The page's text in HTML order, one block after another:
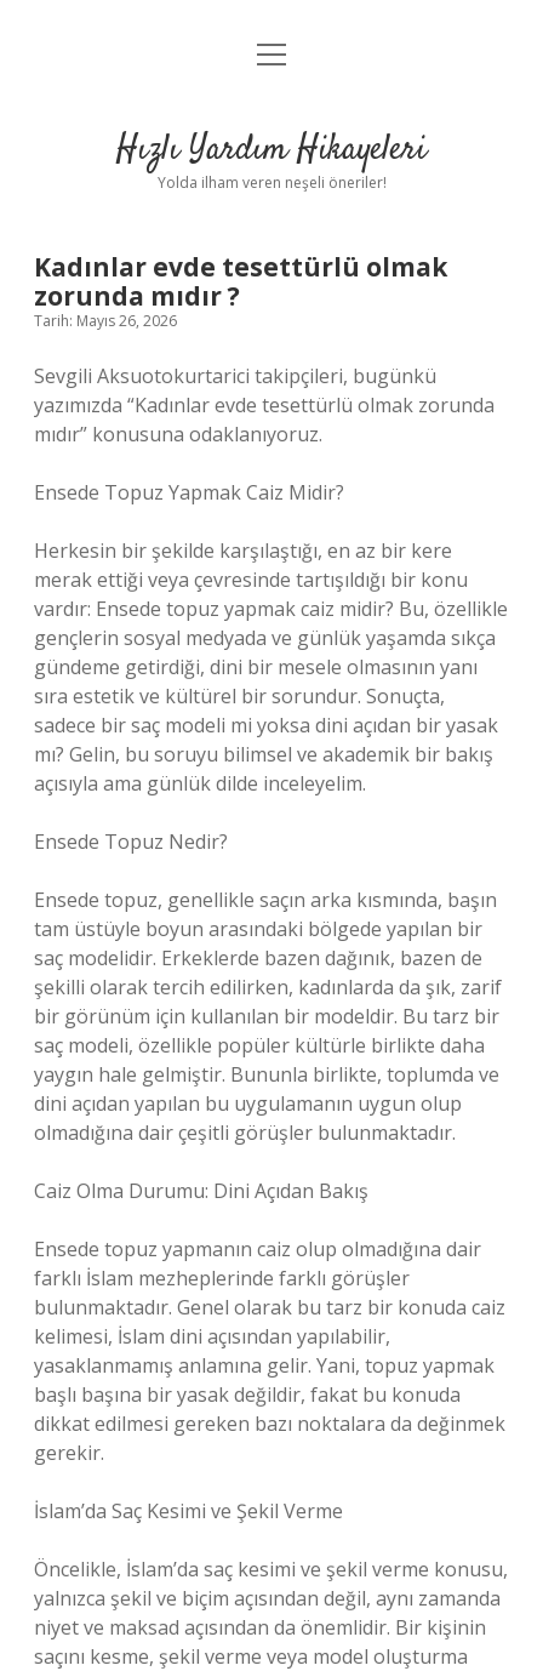
Anasayfa
Yasal Uyarı
menüyü
Hızlı Yardım Hikayeleri
Yolda ilham veren neşeli öneriler!
Kadınlar evde tesettürlü olmak
zorunda mıdır ?
Tarih: Mayıs 26, 2026
Sevgili Aksuotokurtarici takipçileri, bugünkü
yazımızda “Kadınlar evde tesettürlü olmak zorunda
mıdır” konusuna odaklanıyoruz.
Ensede Topuz Yapmak Caiz Midir?
Herkesin bir şekilde karşılaştığı, en az bir kere
merak ettiği veya çevresinde tartışıldığı bir konu
vardır: Ensede topuz yapmak caiz midir? Bu, özellikle
gençlerin sosyal medyada ve günlük yaşamda sıkça
gündeme getirdiği, dini bir mesele olmasının yanı
sıra estetik ve kültürel bir sorundur. Sonuçta,
sadece bir saç modeli mi yoksa dini açıdan bir yasak
mı? Gelin, bu soruyu bilimsel ve akademik bir bakış
açısıyla ama günlük dilde inceleyelim.
Ensede Topuz Nedir?
Ensede topuz, genellikle saçın arka kısmında, başın
tam üstüyle boyun arasındaki bölgede yapılan bir
saç modelidir. Erkeklerde bazen dağınık, bazen de
şekilli olarak tercih edilirken, kadınlarda da şık, zarif
bir görünüm için kullanılan bir modeldir. Bu tarz bir
saç modeli, özellikle popüler kültürle birlikte daha
yaygın hale gelmiştir. Bununla birlikte, toplumda ve
dini açıdan yapılan bu uygulamanın uygun olup
olmadığına dair çeşitli görüşler bulunmaktadır.
Caiz Olma Durumu: Dini Açıdan Bakış
Ensede topuz yapmanın caiz olup olmadığına dair
farklı İslam mezheplerinde farklı görüşler
bulunmaktadır. Genel olarak bu tarz bir konuda caiz
kelimesi, İslam dini açısından yapılabilir,
yasaklanmamış anlamına gelir. Yani, topuz yapmak
başlı başına bir yasak değildir, fakat bu konuda
dikkat edilmesi gereken bazı noktalara da değinmek
gerekir.
İslam’da Saç Kesimi ve Şekil Verme
Öncelikle, İslam’da saç kesimi ve şekil verme konusu,
yalnızca şekil ve biçim açısından değil, aynı zamanda
niyet ve maksad açısından da önemlidir. Bir kişinin
saçını kesme, şekil verme veya model oluşturma